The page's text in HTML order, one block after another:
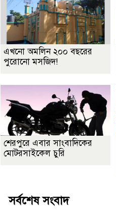
এখনো অমলিন ২০০ বছরের
পুরোনো মসজিদ!
শেরপুরে এবার সাংবাদিকের
মোটরসাইকেল চুরি
সর্বশেষ সংবাদ